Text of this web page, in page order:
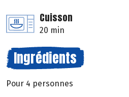
Cuisson
20 min
Ingrédients
Pour 4 personnes